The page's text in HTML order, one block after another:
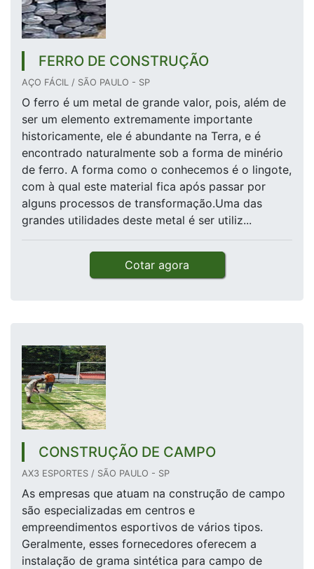
FERRO DE CONSTRUÇÃO
AÇO FÁCIL / SÃO PAULO - SP
O ferro é um metal de grande valor, pois, além de
ser um elemento extremamente importante
historicamente, ele é abundante na Terra, e é
encontrado naturalmente sob a forma de minério
de ferro. A forma como o conhecemos é o lingote,
com à qual este material fica após passar por
alguns processos de transformação.Uma das
grandes utilidades deste metal é ser utiliz...
Cotar agora
CONSTRUÇÃO DE CAMPO
AX3 ESPORTES / SÃO PAULO - SP
As empresas que atuam na construção de campo
são especializadas em centros e
empreendimentos esportivos de vários tipos.
Geralmente, esses fornecedores oferecem a
instalação de grama sintética para campo de